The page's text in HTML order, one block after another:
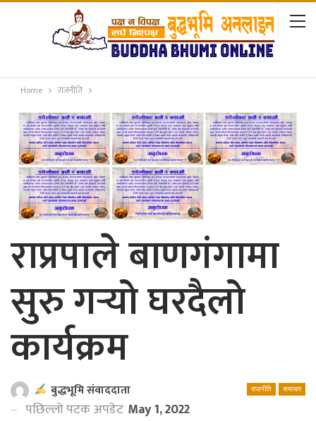
Home राजनीति
राप्रपाले बाणगंगामा
सुरु गर्‍यो घरदैलो
कार्यक्रम
राजनीति समाचार
बुद्धभूमि संवाददाता
पछिल्लो पटक अपडेट May 1, 2022